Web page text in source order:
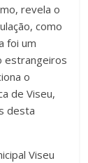
revela o
como
foi um
estrangeiros
o
de Viseu,
desta
Viseu